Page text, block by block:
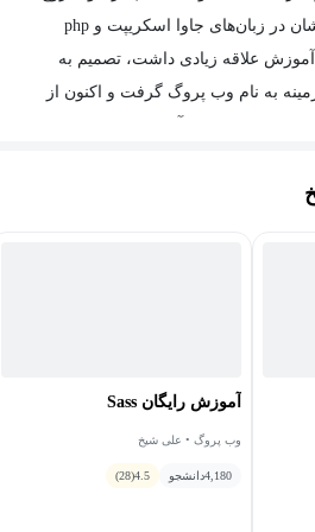
افراد زیر مناسب است:
کسانی که به HTML & CSS مسلط هستند و می‌خواهند ظاهر
خود را مدرن‌تر کنند و اجزای
کوئری کاربران توانایی‌های زیر را
به کار کرد. تخصص اصلی ایشان در زبان‌های جاوا اسکریپت و php
علاقه زیادی داشت، تصمیم به
به نام وب پروگ گرفت و اکنون از
آموزش رایگان Sass
وب ‌پروگ • علی شیخ
4,180دانشجو 4.5
(28)